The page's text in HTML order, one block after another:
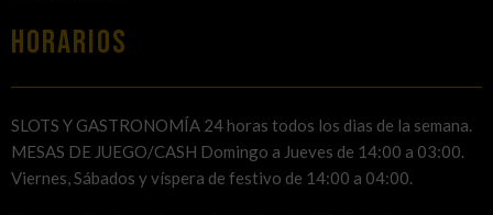
HORARIOS
SLOTS Y GASTRONOMÍA 24 horas todos los dias de la semana.
MESAS DE JUEGO/CASH Domingo a Jueves de 14:00 a 03:00.
Viernes, Sábados y víspera de festivo de 14:00 a 04:00.